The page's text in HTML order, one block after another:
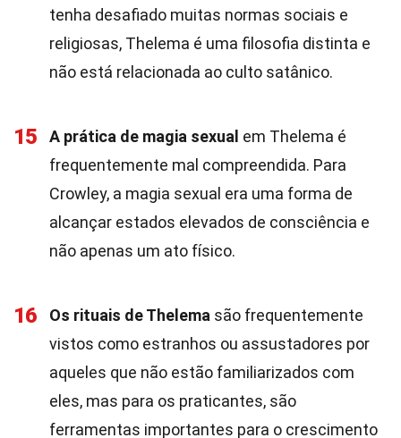
tenha desafiado muitas normas sociais e
religiosas, Thelema é uma filosofia distinta e
não está relacionada ao culto satânico.
15 A prática de magia sexual em Thelema é
frequentemente mal compreendida. Para
Crowley, a magia sexual era uma forma de
alcançar estados elevados de consciência e
não apenas um ato físico.
16 Os rituais de Thelema são frequentemente
vistos como estranhos ou assustadores por
aqueles que não estão familiarizados com
eles, mas para os praticantes, são
ferramentas importantes para o crescimento